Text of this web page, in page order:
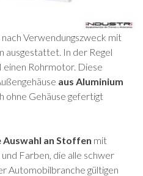
Verwendungszweck mit
In der Regel
Rohrmotor. Diese
aus Aluminium
ohne Gehäuse gefertigt
Auswahl an Stoffen mit
Farben, die alle schwer
Automobilbranche gültigen